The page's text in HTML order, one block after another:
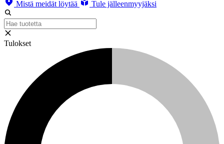
Mistä meidät löytää Tule jälleenmyyjäksi
Tulokset